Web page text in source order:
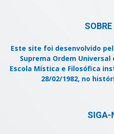
Este site foi desenvolvido
Suprema Ordem
Escola Mística e Filosófica
28/02/1982, no
SIGA-